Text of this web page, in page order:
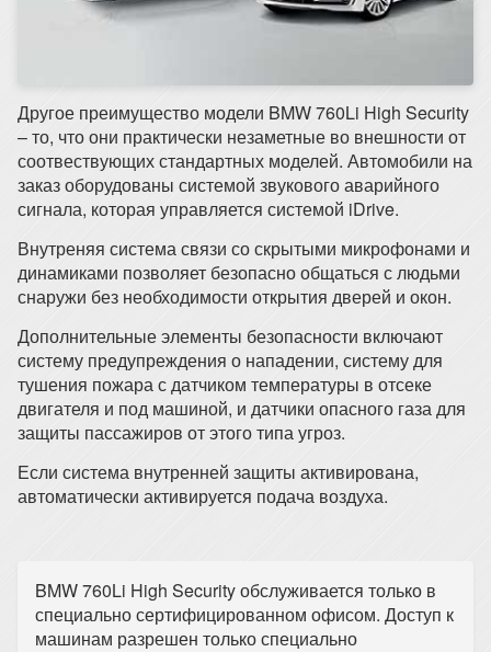
Другое преимущество модели BMW 760Li High Security
– то, что они практически незаметные во внешности от
соотвествующих стандартных моделей. Автомобили на
заказ оборудованы системой звукового аварийного
сигнала, которая управляется системой iDrive.
Внутреняя система связи со скрытыми микрофонами и
динамиками позволяет безопасно общаться с людьми
снаружи без необходимости открытия дверей и окон.
Дополнительные элементы безопасности включают
систему предупреждения о нападении, систему для
тушения пожара с датчиком температуры в отсеке
двигателя и под машиной, и датчики опасного газа для
защиты пассажиров от этого типа угроз.
Если система внутренней защиты активирована,
автоматически активируется подача воздуха.
BMW 760Li High Security обслуживается только в
специально сертифицированном офисом. Доступ к
машинам разрешен только специально